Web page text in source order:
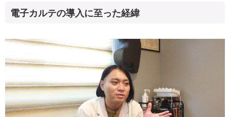
電子カルテの導入に至った経緯